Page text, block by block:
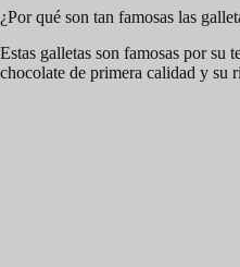
¿Por qué son tan famosas las
Estas galletas son famosas por su
chocolate de primera calidad y su